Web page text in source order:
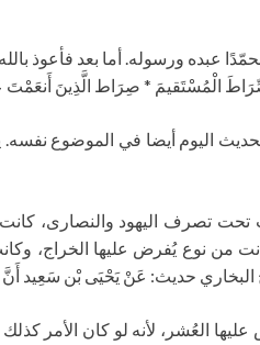
عبده ورسوله. أما بعد فأعوذ
الْمُسْتَقيمَ * صِرَاط الَّذِينَ
حديث: عَنْ يَحْيَى بْن سَعِيد
العُشر، لأنه لو كان الأمر